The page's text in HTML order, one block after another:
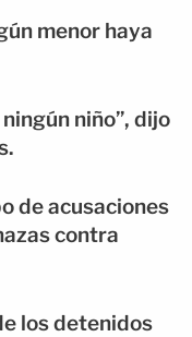
menor haya
niño”, dijo
de acusaciones
contra
los detenidos